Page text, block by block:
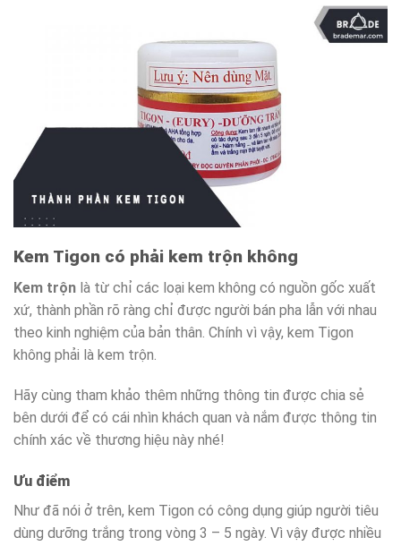
Kem Tigon có phải kem trộn không
Kem trộn là từ chỉ các loại kem không có nguồn gốc xuất
xứ, thành phần rõ ràng chỉ được người bán pha lẫn với nhau
theo kinh nghiệm của bản thân. Chính vì vậy, kem Tigon
không phải là kem trộn.
Hãy cùng tham khảo thêm những thông tin được chia sẻ
bên dưới để có cái nhìn khách quan và nắm được thông tin
chính xác về thương hiệu này nhé!
Ưu điểm
Như đã nói ở trên, kem Tigon có công dụng giúp người tiêu
dùng dưỡng trắng trong vòng 3 – 5 ngày. Vì vậy được nhiều